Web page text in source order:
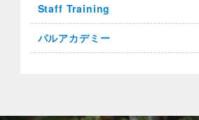
Staff Training
パルアカデミー